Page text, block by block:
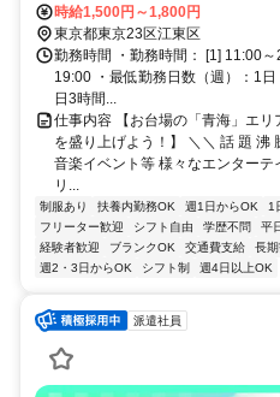
京テレポートA口徒歩約8分、ゆり
もめ）1番口徒歩約12分
時給1,500円～1,800円
東京都東京23区江東区
勤務時間 ・勤務時間： [1] 11:00
19:00 ・最低勤務日数（週）：1
日3時間...
仕事内容 【お台場の「青海」エ
を盛り上げよう！】 ＼＼ 話 題 沸
音楽イベント等 様々なエンター
リ...
制服あり 扶養内勤務OK 週1日からOK 1
フリーター歓迎
シフト自由 学歴不問 平
経験者歓迎
ブランクOK 交通費支給 長
週2・3日からOK
シフト制 週4日以上OK
派遣社員